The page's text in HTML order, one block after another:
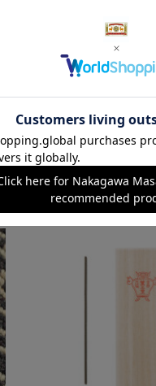
195,800円（税込）
0.0（0）
カートに入れる